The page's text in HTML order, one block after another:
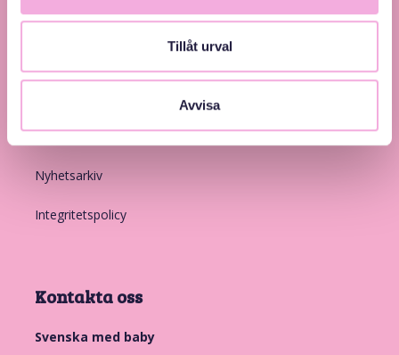
Tillåt urval
Avvisa
Medlemskap
Nyhetsarkiv
Integritetspolicy
Kontakta oss
Svenska med baby